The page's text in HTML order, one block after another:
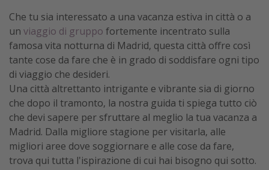
Che tu sia interessato a una vacanza estiva in città o a
un viaggio di gruppo fortemente incentrato sulla
famosa vita notturna di Madrid, questa città offre così
tante cose da fare che è in grado di soddisfare ogni tipo
di viaggio che desideri.
Una città altrettanto intrigante e vibrante sia di giorno
che dopo il tramonto, la nostra guida ti spiega tutto ciò
che devi sapere per sfruttare al meglio la tua vacanza a
Madrid. Dalla migliore stagione per visitarla, alle
migliori aree dove soggiornare e alle cose da fare,
trova qui tutta l'ispirazione di cui hai bisogno qui sotto.